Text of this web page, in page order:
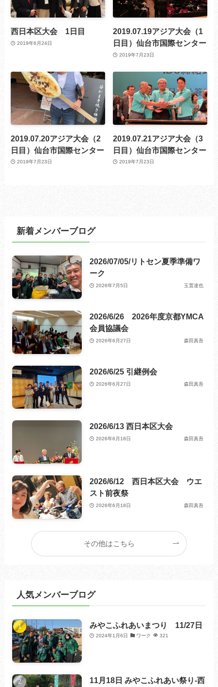
西日本区大会 1日目
2019年6月24日
2019.07.19アジア大会（1
日目）仙台市国際センター
2019年7月23日
2019.07.20アジア大会（2
日目）仙台市国際センター
2019年7月23日
2019.07.21アジア大会（3
日目）仙台市国際センター
2019年7月23日
新着メンバーブログ
2026/07/05/リトセン夏季準備ワ
ーク
2026年7月5日 玉置達也
2026/6/26 2026年度京都YMCA
会員協議会
2026年6月27日 森田真吾
2026/6/25 引継例会
2026年6月27日 森田真吾
2026/6/13 西日本区大会
2026年6月18日 森田真吾
2026/6/12 西日本区大会 ウエ
スト前夜祭
2026年6月18日 森田真吾
その他はこちら
人気メンバーブログ
みやこふれあいまつり 11/27日
2024年1月6日 ワーク 321
11月18日 みやこふれあい祭り-西